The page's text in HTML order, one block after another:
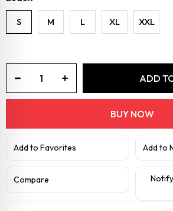
S M L XL XXL
Add to Favorites Add to
Compare